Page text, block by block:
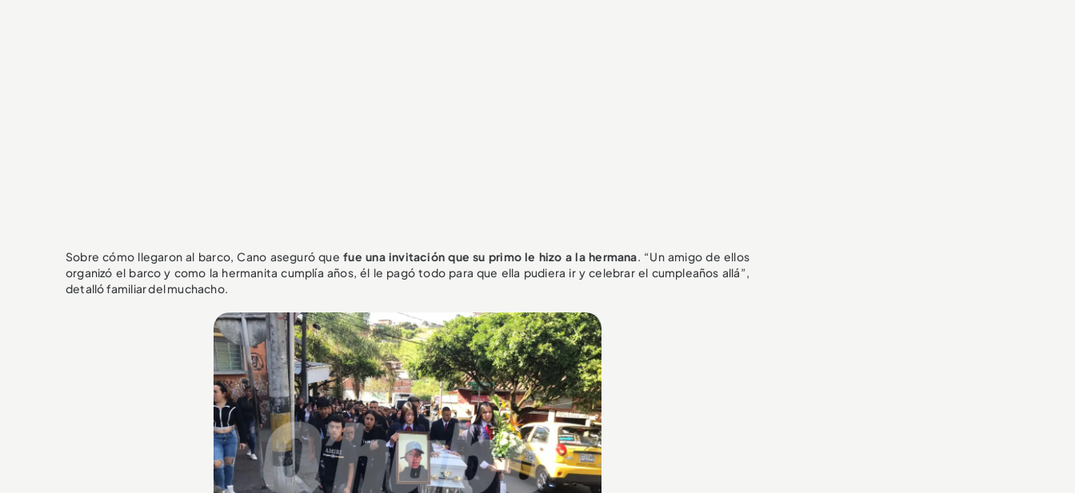
Sobre cómo llegaron al barco, Cano aseguró quefue una invitación que su primo le hizo a la hermana. “Un amigo de ellos
organizó el barco y como la hermanita cumplía años, él le pagó todo para que ella pudiera ir y celebrar el cumpleaños allá”,
detalló familiar del muchacho.